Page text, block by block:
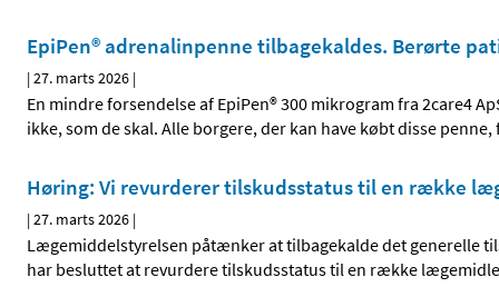
EpiPen® adrenalinpenne tilbagekaldes. Berørte
|27. marts 2026 |
En mindre forsendelse af EpiPen® 300 mikrogram fra 2care4
ikke, som de skal. Alle borgere, der kan have købt disse
Høring: Vi revurderer tilskudsstatus til en række
|27. marts 2026 |
Lægemiddelstyrelsen påtænker at tilbagekalde det generelle
har besluttet at revurdere tilskudsstatus til en række